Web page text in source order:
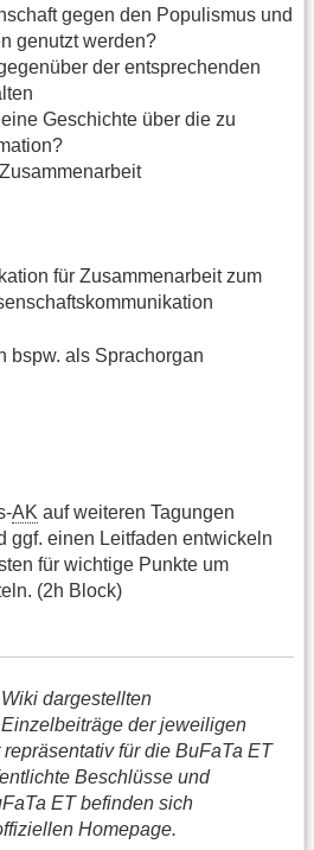
gegen den Populismus und
genutzt werden?
der entsprechenden
Geschichte über die zu
für Zusammenarbeit zum
bspw. als Sprachorgan
AK auf weiteren Tagungen
ggf. einen Leitfaden entwickeln
für wichtige Punkte um
(2h Block)
dargestellten
der jeweiligen
für die BuFaTa ET
Beschlüsse und
ET befinden sich
Homepage.